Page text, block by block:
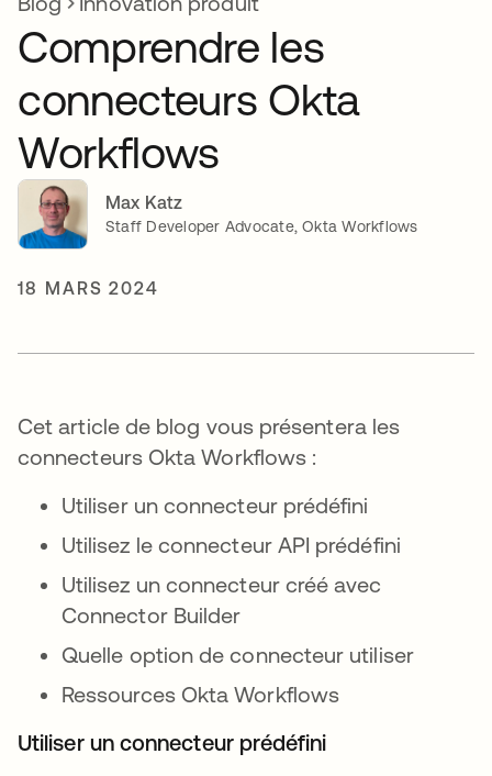
Comprendre les
connecteurs Okta
Workflows
Max Katz
Staff Developer Advocate, Okta Workflows
18 MARS 2024
Cet article de blog vous présentera les
connecteurs Okta Workflows :
Utiliser un connecteur prédéfini
Utilisez le connecteur API prédéfini
Utilisez un connecteur créé avec
Connector Builder
Quelle option de connecteur utiliser
Ressources Okta Workflows
Utiliser un connecteur prédéfini